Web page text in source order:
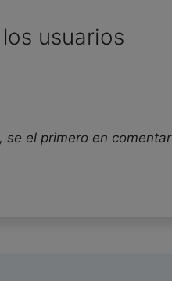
usuarios
se el primero en comentar